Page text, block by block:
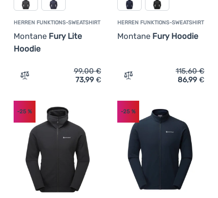
HERREN FUNKTIONS-SWEATSHIRT
Montane Fury Lite
Hoodie
Zum Vergleich 'Herren Funktions-Sweatshirt Montane
99,00€
73,99 €
HERREN FUNKTIONS-SWEATSHIRT
Montane Fury Hoodie
Zum Vergleich 'Herren
115,60€
86,99 €
-25 % -25%